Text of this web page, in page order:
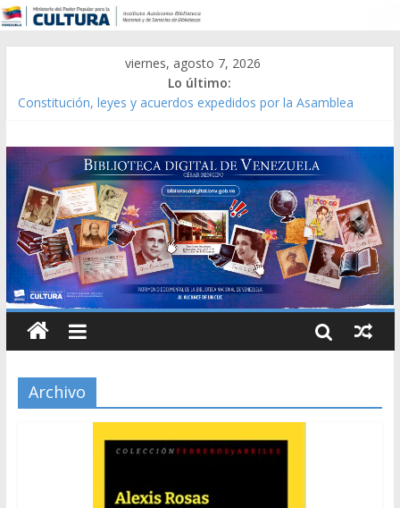
viernes, agosto 7, 2026
Lo último:
Constitución, leyes y acuerdos expedidos por la Asamblea
Modesta Bor Sánchez [material gráfico]
Gaceta Oficial de la República de Venezuela año CXXXIII Mes V,
Caracas 09 de marzo de 2006 N° 38.394
Catálogo temático de obras de Modesta Bor
Archivo